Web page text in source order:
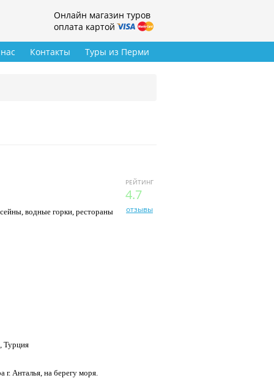
Онлайн магазин туров
оплата картой
Туры из Перми
Контакты
РЕЙТИНГ
4.7
отзывы
водные горки, рестораны
Турция
г. Анталья, на берегу моря.